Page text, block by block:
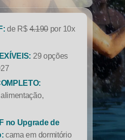
de R$4.190 por 10x
29 opções
no Upgrade de
cama em dormitório